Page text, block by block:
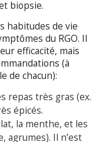
biopsie.
habitudes de vie
du RGO. Il
efficacité, mais
(à
de chacun):
repas très gras (ex.
épicés.
la menthe, et les
agrumes). Il n’est